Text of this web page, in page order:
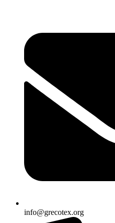
info@grecotex.org